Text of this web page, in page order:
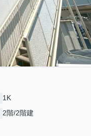
1K
2階/2階建